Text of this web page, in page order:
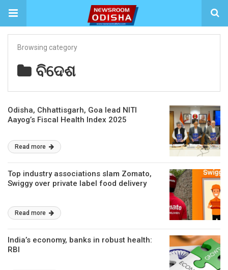
Browsing category
ବିଦେଶ
Odisha, Chhattisgarh, Goa lead NITI
Aayog’s Fiscal Health Index 2025
Read more
Top industry associations slam Zomato,
Swiggy over private label food delivery
Read more
India’s economy, banks in robust health:
RBI